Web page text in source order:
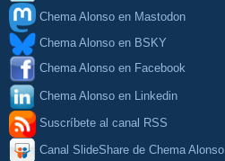
Chema Alonso en Mastodon
Chema Alonso en BSKY
Chema Alonso en Facebook
Chema Alonso en Linkedin
Suscríbete al canal RSS
Canal SlideShare de Chema Alonso